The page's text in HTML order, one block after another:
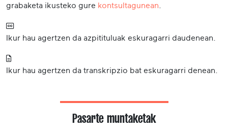
grabaketa ikusteko gure kontsultagunean
Ikur hau agertzen da azpitituluak eskuragarri daudenean.
Ikur hau agertzen da transkripzio bat eskuragarri denean.
Pasarte muntaketak